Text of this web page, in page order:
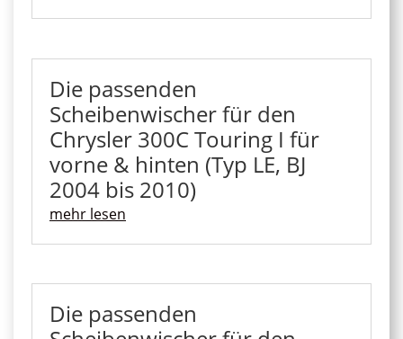
Die passenden
Scheibenwischer für den
Chrysler 300C Touring I für
vorne & hinten (Typ LE, BJ
2004 bis 2010)
mehr lesen
Die passenden